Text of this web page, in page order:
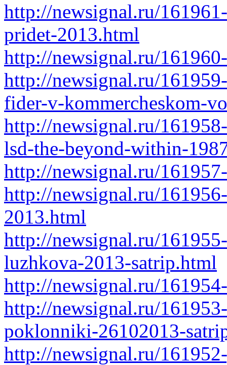
http://newsignal.ru/
pridet-2013.html
http://newsignal.ru/
http://newsignal.ru/
fider-v-kommercheskom-
http://newsignal.ru/
lsd-the-beyond-within-
http://newsignal.ru/
http://newsignal.ru/
2013.html
http://newsignal.ru/
luzhkova-2013-satrip.html
http://newsignal.ru/
http://newsignal.ru/
poklonniki-26102013-
http://newsignal.ru/